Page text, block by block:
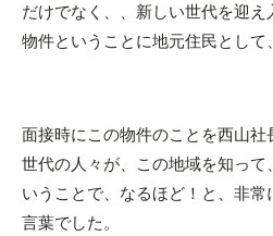
だけでなく、、新しい世代を迎
物件ということに地元住民として
面接時にこの物件のことを西山
世代の人々が、この地域を知って
いうことで、なるほど！と、非
言葉でした。